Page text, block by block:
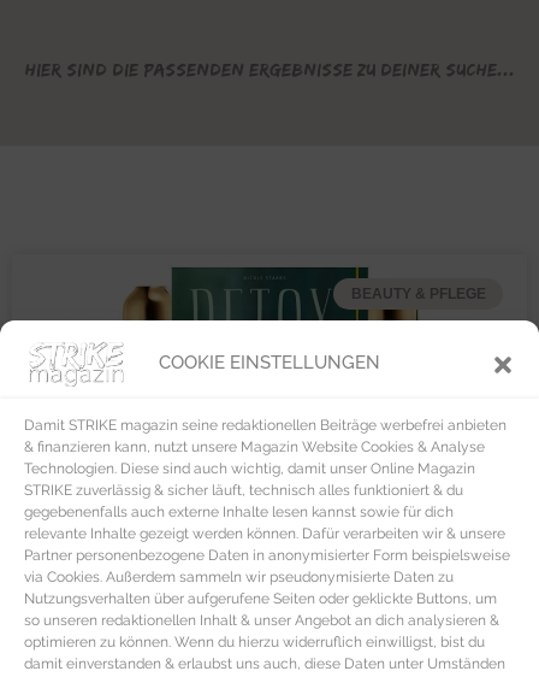
COOKIE EINSTELLUNGEN
Damit STRIKE magazin seine redaktionellen Beiträge werbefrei anbieten
& finanzieren kann, nutzt unsere Magazin Website Cookies & Analyse
Technologien. Diese sind auch wichtig, damit unser Online Magazin
STRIKE zuverlässig & sicher läuft, technisch alles funktioniert & du
gegebenenfalls auch externe Inhalte lesen kannst sowie für dich
relevante Inhalte gezeigt werden können. Dafür verarbeiten wir & unsere
Partner personenbezogene Daten in anonymisierter Form beispielsweise
via Cookies. Außerdem sammeln wir pseudonymisierte Daten zu
Nutzungsverhalten über aufgerufene Seiten oder geklickte Buttons, um
so unseren redaktionellen Inhalt & unser Angebot an dich analysieren &
optimieren zu können. Wenn du hierzu widerruflich einwilligst, bist du
damit einverstanden & erlaubst uns auch, diese Daten unter Umständen
Hier sind die passenden Ergebnisse zu deiner Suche...
BEAUTY & PFLEGE